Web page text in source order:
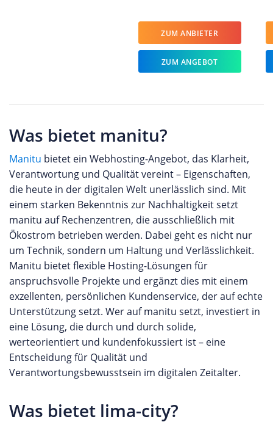
ZUM ANBIETER
ZUM ANGEBOT
Was bietet manitu?
Manitu bietet ein Webhosting-Angebot, das Klarheit,
Verantwortung und Qualität vereint – Eigenschaften,
die heute in der digitalen Welt unerlässlich sind. Mit
einem starken Bekenntnis zur Nachhaltigkeit setzt
manitu auf Rechenzentren, die ausschließlich mit
Ökostrom betrieben werden. Dabei geht es nicht nur
um Technik, sondern um Haltung und Verlässlichkeit.
Manitu bietet flexible Hosting-Lösungen für
anspruchsvolle Projekte und ergänzt dies mit einem
exzellenten, persönlichen Kundenservice, der auf echte
Unterstützung setzt. Wer auf manitu setzt, investiert in
eine Lösung, die durch und durch solide,
werteorientiert und kundenfokussiert ist – eine
Entscheidung für Qualität und
Verantwortungsbewusstsein im digitalen Zeitalter.
Was bietet lima-city?